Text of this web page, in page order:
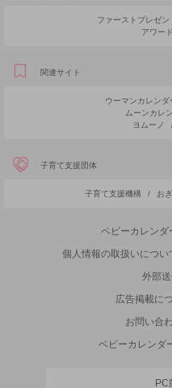
ファーストプレゼン
アワード
関連サイト
ウーマンカレンダ
ムーンカレ
ヨムーノ
子育て支援団体
子育て支援機構 / お
ベビーカレンダ
個人情報の取扱いについ
外部
広告掲載に
お問い合
ベビーカレンダ
PC